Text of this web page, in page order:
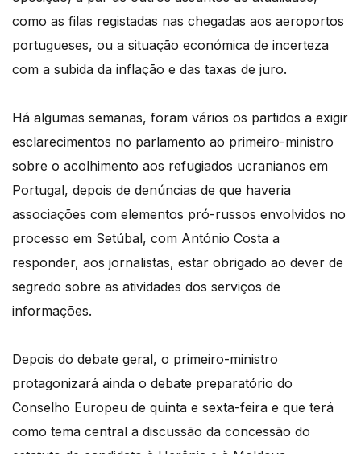
como as filas registadas nas chegadas aos aeroportos
portugueses, ou a situação económica de incerteza
com a subida da inflação e das taxas de juro.
Há algumas semanas, foram vários os partidos a exigir
esclarecimentos no parlamento ao primeiro-ministro
sobre o acolhimento aos refugiados ucranianos em
Portugal, depois de denúncias de que haveria
associações com elementos pró-russos envolvidos no
processo em Setúbal, com António Costa a
responder, aos jornalistas, estar obrigado ao dever de
segredo sobre as atividades dos serviços de
informações.
Depois do debate geral, o primeiro-ministro
protagonizará ainda o debate preparatório do
Conselho Europeu de quinta e sexta-feira e que terá
como tema central a discussão da concessão do